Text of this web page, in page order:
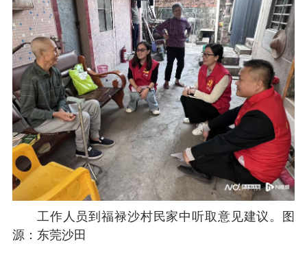
工作人员到福禄沙村民家中听取意见建议。图
源：东莞沙田